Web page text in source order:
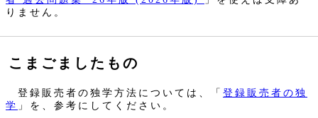
りません。
こまごましたもの
登録販売者の独学方法については、「 登録販売者の独
学 」を、参考にしてください。